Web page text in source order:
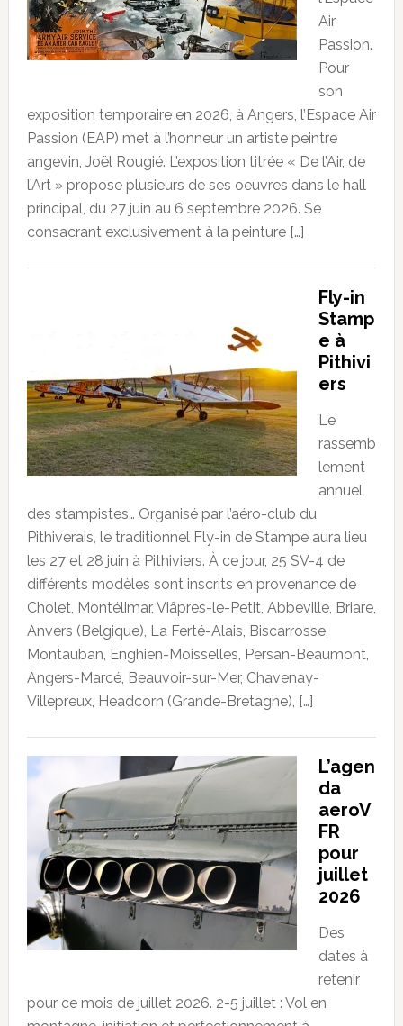
Air
Passion.
Pour
son
exposition temporaire en 2026, à Angers, l’Espace Air
Passion (EAP) met à l’honneur un artiste peintre
angevin, Joël Rougié. L’exposition titrée « De l’Air, de
l’Art » propose plusieurs de ses oeuvres dans le hall
principal, du 27 juin au 6 septembre 2026. Se
consacrant exclusivement à la peinture […]
Fly-in
Stamp
e à
Pithivi
ers
Le
rassemb
lement
annuel
des stampistes… Organisé par l’aéro-club du
Pithiverais, le traditionnel Fly-in de Stampe aura lieu
les 27 et 28 juin à Pithiviers. À ce jour, 25 SV-4 de
différents modèles sont inscrits en provenance de
Cholet, Montélimar, Viâpres-le-Petit, Abbeville, Briare,
Anvers (Belgique), La Ferté-Alais, Biscarrosse,
Montauban, Enghien-Moisselles, Persan-Beaumont,
Angers-Marcé, Beauvoir-sur-Mer, Chavenay-
Villepreux, Headcorn (Grande-Bretagne), […]
L’agen
da
aeroV
FR
pour
juillet
2026
Des
dates à
retenir
pour ce mois de juillet 2026. 2-5 juillet : Vol en